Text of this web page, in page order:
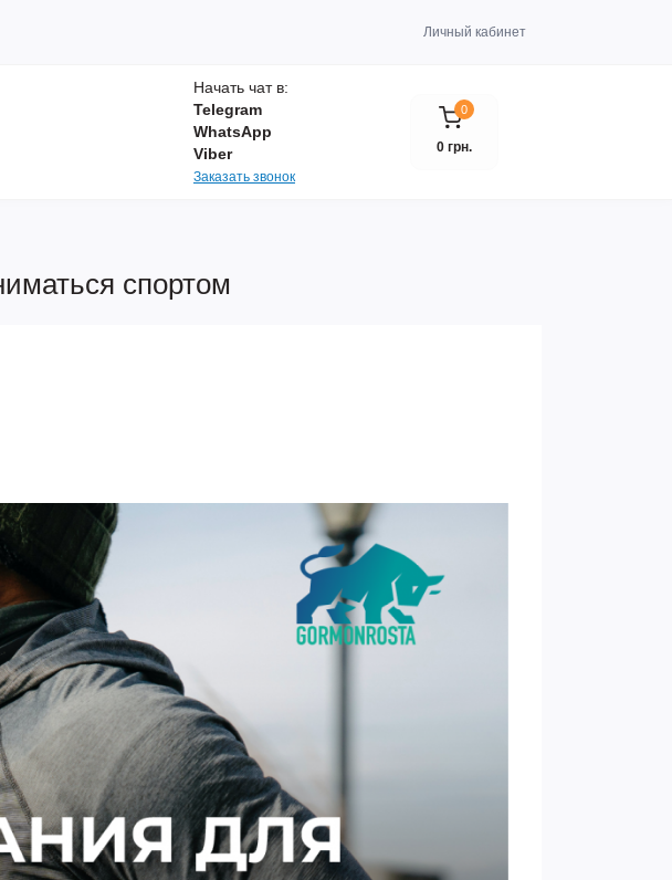
Личный кабинет
Начать чат в:
Telegram
WhatsApp
Viber
Заказать звонок
0
0 грн.
спортом